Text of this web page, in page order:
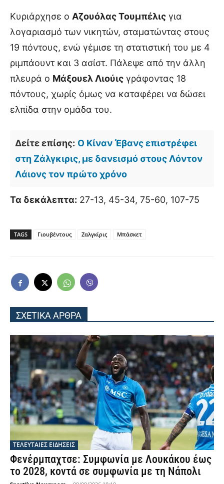
Κυριάρχησε ο Αζουόλας Τουμπέλις για
λογαριασμό των νικητών, σταματώντας στους
19 πόντους, ενώ γέμισε τη στατιστική του με 4
ριμπάουντ και 3 ασίστ. Πάλεψε από την άλλη
πλευρά ο Μάξουελ Λιούις γράφοντας 18
πόντους, χωρίς όμως να καταφέρει να δώσει
ελπίδα στην ομάδα του.
Δείτε επίσης: Ο Κίναν Έβανς επιστρέφει
στη Ζάλγκιρις, με δανεισμό στους Λόντον
Λάιονς τον πρώτο χρόνο
Τα δεκάλεπτα: 27-13, 45-34, 75-60, 107-75
TAGS Γιουβέντους Ζαλγκίρις Μπάσκετ
ΣΧΕΤΙΚΑ ΑΡΘΡΑ
ΤΕΛΕΥΤΑΙΕΣ ΕΙΔΗΣΕΙΣ
Φενέρμπαχτσε: Συμφωνία με Λουκάκου έως
το 2028, κοντά σε συμφωνία με τη Νάπολι